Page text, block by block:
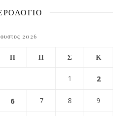
2026
Π Π Σ Κ
1 2
6 7 8 9